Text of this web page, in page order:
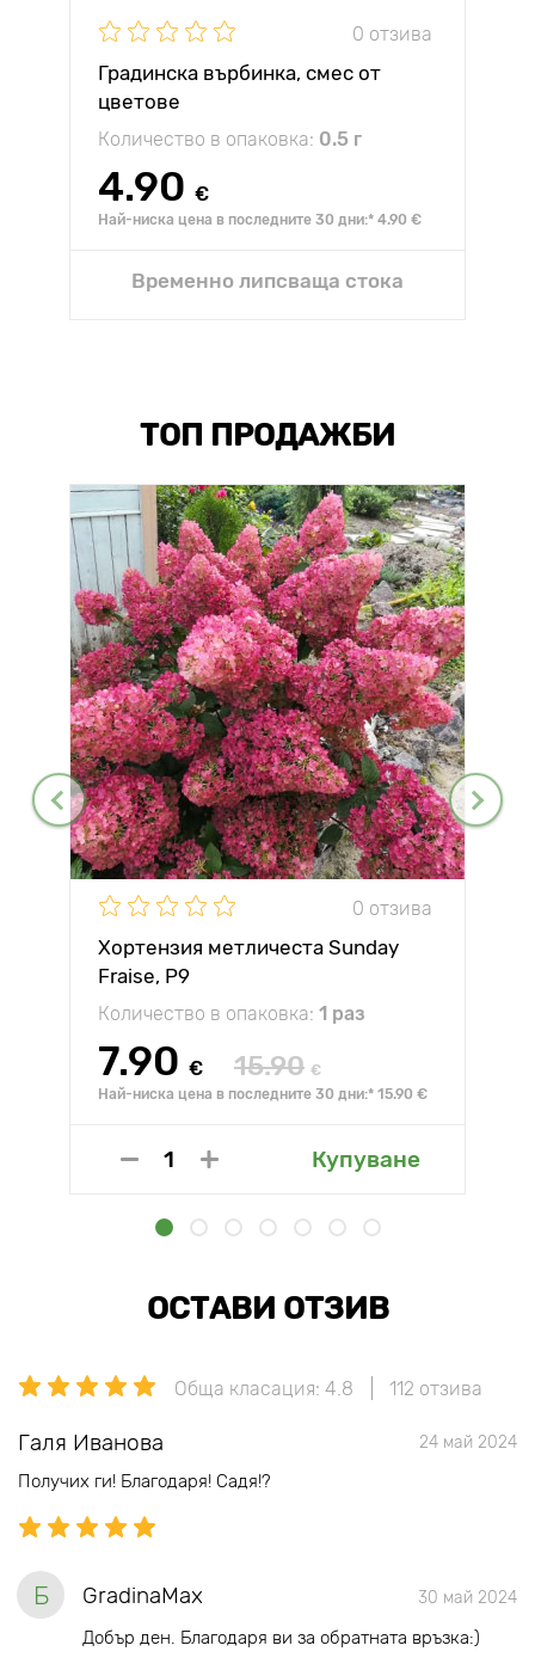
0 отзива
Градинска върбинка, смес от
цветове
Количество в опаковка: 0.5 г
4.90 €
Най-ниска цена в последните 30 дни:* 4.90 €
Временно липсваща стока
ТОП ПРОДАЖБИ
0 отзива
Хортензия метличеста Sunday
Fraise, P9
Количество в опаковка: 1 раз
7.90 € 15.90 €
Най-ниска цена в последните 30 дни:* 15.90 €
Купуване
ОСТАВИ ОТЗИВ
Обща класация: 4.8 112 отзива
Галя Иванова 24 май 2024
Получих ги! Благодаря! Садя!?
Б GradinaMax 30 май 2024
Добър ден. Благодаря ви за обратната връзка:)